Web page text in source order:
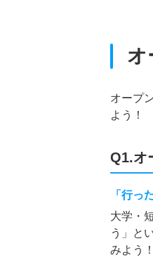
オ
オープ
よう！
Q1.オ
「行っ
大学・
う」と
みよう！